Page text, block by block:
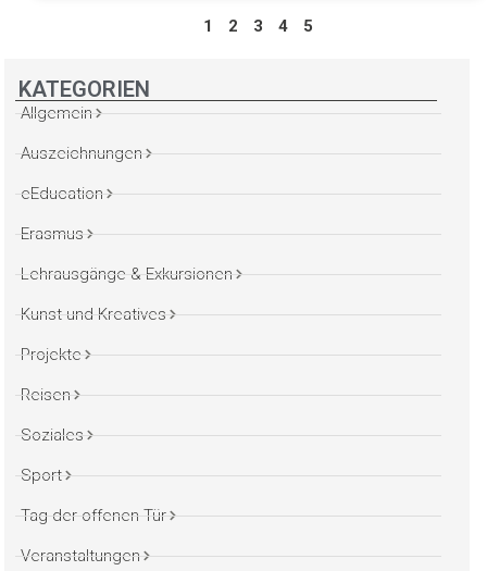
1 2 3 4 5
KATEGORIEN
Allgemein
Auszeichnungen
eEducation
Erasmus
Lehrausgänge & Exkursionen
Kunst und Kreatives
Projekte
Reisen
Soziales
Sport
Tag der offenen Tür
Veranstaltungen